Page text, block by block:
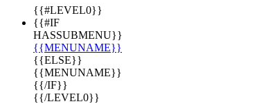
{{#LEVEL0}}
{{#IF
HASSUBMENU}}
{{MENUNAME}}
{{ELSE}}
{{MENUNAME}}
{{/IF}}
{{/LEVEL0}}